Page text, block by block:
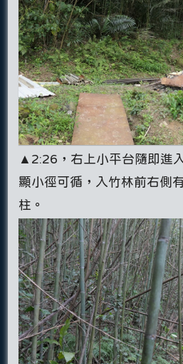
▲2:26，右上小平台隨即進
顯小徑可循，入竹林前右側
柱。